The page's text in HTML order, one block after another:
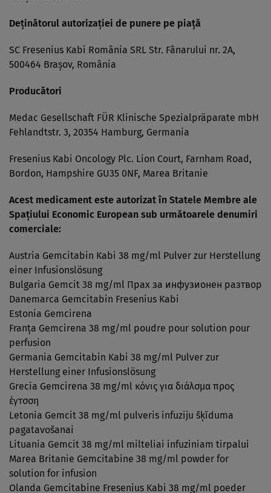
Deţinătorul autorizaţiei de punere pe piaţă
SC Fresenius Kabi România SRL Str. Fânarului nr. 2A,
500464 Braşov, România
Producători
Medac Gesellschaft FÜR Klinische Spezialpräparate mbH
Fehlandtstr. 3, 20354 Hamburg, Germania
Fresenius Kabi Oncology Plc. Lion Court, Farnham Road,
Bordon, Hampshire GU35 0NF, Marea Britanie
Acest medicament este autorizat în Statele Membre ale
Spaţiului Economic European sub următoarele denumiri
comerciale:
Austria Gemcitabin Kabi 38 mg/ml Pulver zur Herstellung
einer Infusionslösung
Bulgaria Gemcit 38 mg/ml Прах за инфузионен разтвор
Danemarca Gemcitabin Fresenius Kabi
Estonia Gemcirena
Franţa Gemcirena 38 mg/ml poudre pour solution pour
perfusion
Germania Gemcitabin Kabi 38 mg/ml Pulver zur
Herstellung einer Infusionslösung
Grecia Gemcirena 38 mg/ml κόνις για διάλσμα προς
έγτσση
Letonia Gemcit 38 mg/ml pulveris infuziju šķīduma
pagatavošanai
Lituania Gemcit 38 mg/ml milteliai infuziniam tirpalui
Marea Britanie Gemcitabine 38 mg/ml powder for
solution for infusion
Olanda Gemcitabine Fresenius Kabi 38 mg/ml poeder